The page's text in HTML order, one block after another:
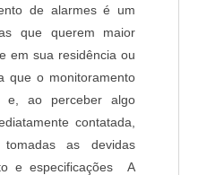
de alarmes é um
que querem maior
em sua residência ou
que o monitoramento
e, ao perceber algo
contatada,
as devidas
e especificações A